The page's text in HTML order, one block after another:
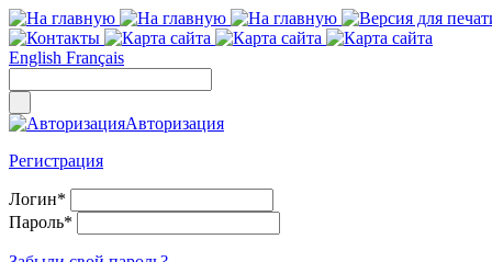
English Français
Авторизация
Регистрация
Логин*
Пароль*